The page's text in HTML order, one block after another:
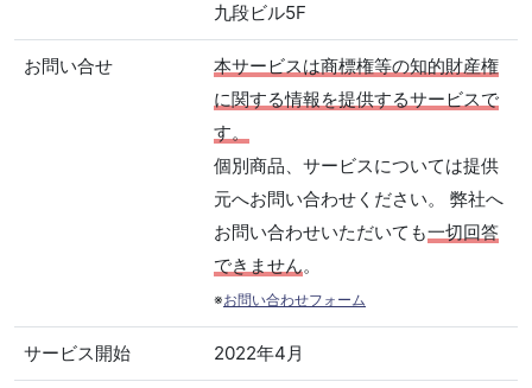
九段ビル5F
お問い合せ
本サービスは商標権等の知的財産権
に関する情報を提供するサービスで
す。
個別商品、サービスについては提供
元へお問い合わせください。 弊社へ
お問い合わせいただいても一切回答
できません。
※お問い合わせフォーム
サービス開始 2022年4月